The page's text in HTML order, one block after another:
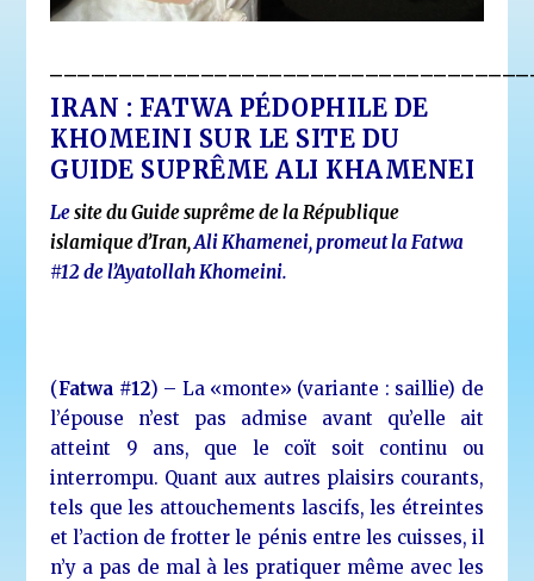
IRAN : FATWA PÉDOPHILE DE
KHOMEINI SUR LE SITE DU
GUIDE SUPRÊME ALI KHAMENEI
Lesite du Guide suprême de la République
islamique d’Iran,Ali Khamenei, promeut la Fatwa
#12 de l’Ayatollah Khomeini.
(Fatwa #12) – La «monte» (variante : saillie) de
l’épouse n’est pas admise avant qu’elle ait
atteint 9 ans, que le coït soit continu ou
interrompu. Quant aux autres plaisirs courants,
tels que les attouchements lascifs, les étreintes
et l’action de frotter le pénis entre les cuisses, il
n’y a pas de mal à les pratiquer même avec les